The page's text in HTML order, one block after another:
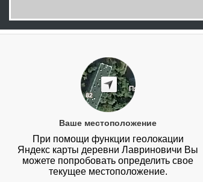
Ваше местоположение
При помощи функции геолокации
Яндекс карты деревни Лавриновичи Вы
можете попробовать определить свое
текущее местоположение.